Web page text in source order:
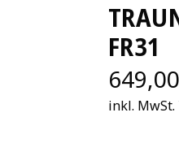
FR31
inkl. MwSt.